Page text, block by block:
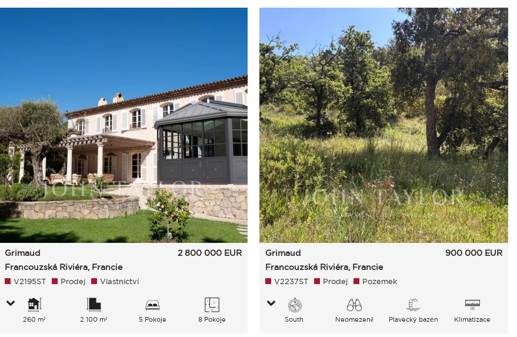
Grimaud
Francouzská Riviéra, Francie
2 800 000 EUR
V2195ST Prodej Vlastnictví
260 m² 2 100 m² 5 Pokoje 8 Pokoje
Grimaud
Francouzská Riviéra, Francie
900 000 EUR
V2237ST Prodej Pozemek
South
Neomezeně
Plavecký bazén Klimatizace